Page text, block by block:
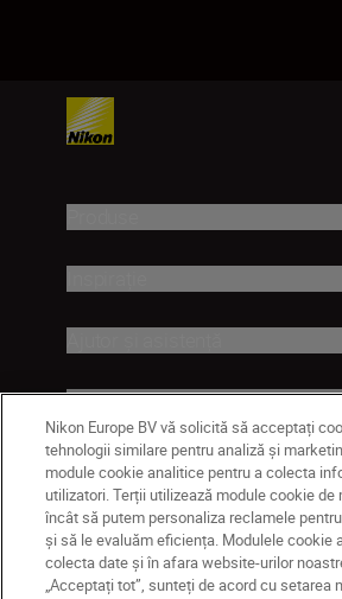
Companie
Nikon Europe BV vă solicită să acceptați
tehnologii similare pentru analiză și
module cookie analitice pentru a colecta
utilizatori. Terții utilizează module cookie
încât să putem personaliza reclamele
și să le evaluăm eficiența. Modulele cookie
colecta date și în afara website-urilor
„Acceptați tot”, sunteți de acord cu setarea